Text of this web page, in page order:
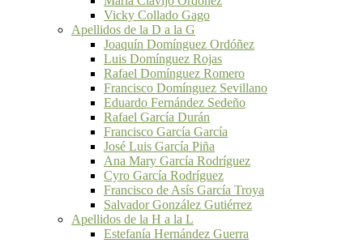
Vicky Collado Gago
Apellidos de la D a la G
Joaquín Domínguez Ordóñez
Luis Domínguez Rojas
Rafael Domínguez Romero
Francisco Domínguez Sevillano
Eduardo Fernández Sedeño
Rafael García Durán
Francisco García García
José Luis García Piña
Ana Mary García Rodríguez
Cyro García Rodríguez
Francisco de Asís García Troya
Salvador González Gutiérrez
Apellidos de la H a la L
Estefanía Hernández Guerra